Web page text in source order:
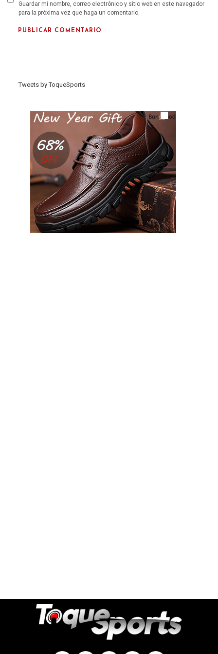
Guardar mi nombre, correo electrónico y sitio web en este navegador
para la próxima vez que haga un comentario.
Tweets by ToqueSports